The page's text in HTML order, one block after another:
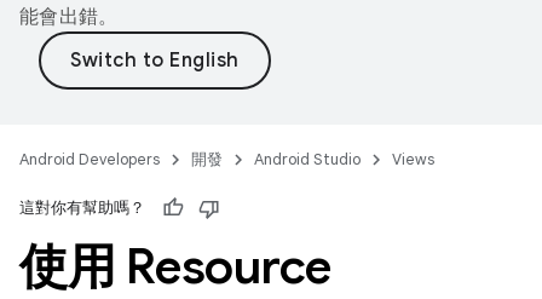
能會出錯。
Android Developers 開發 Android Studio Views
這對你有幫助嗎？
使用 Resource